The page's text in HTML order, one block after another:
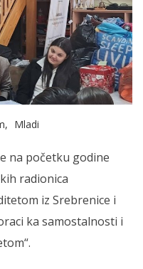
Mladi
na početku godine
radionica
iz Srebrenice i
ka samostalnosti i